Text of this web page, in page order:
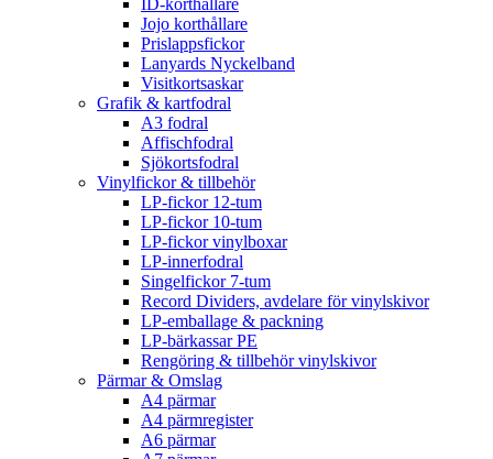
ID-korthållare
Jojo korthållare
Prislappsfickor
Lanyards Nyckelband
Visitkortsaskar
Grafik & kartfodral
A3 fodral
Affischfodral
Sjökortsfodral
Vinylfickor & tillbehör
LP-fickor 12-tum
LP-fickor 10-tum
LP-fickor vinylboxar
LP-innerfodral
Singelfickor 7-tum
Record Dividers, avdelare för vinylskivor
LP-emballage & packning
LP-bärkassar PE
Rengöring & tillbehör vinylskivor
Pärmar & Omslag
A4 pärmar
A4 pärmregister
A6 pärmar